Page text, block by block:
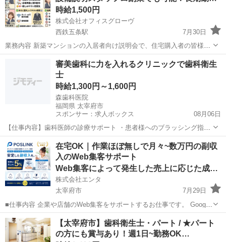
時給1,500円
株式会社オフィスグローヴ
西鉄五条駅
7月30日
業務内容 新築マンションの入居者向け説明会で、住宅購入者の皆様に
インターネット設備について分かりやすくご説明していただくお仕事
です。入居前の大切な時期に、新しい住環境での快適なインターネッ
トをサポートする重要な役割を担っ...
太宰府市 西鉄五条駅 接客 スタッフ
審美歯科に力を入れるクリニックで歯科衛生
士
時給1,300円～1,600円
森歯科医院
福岡県 太宰府市
スポンサー：求人ボックス
08月06日
【仕事内容】歯科医師の診療サポート ・患者様へのブラッシング指導
・歯石等の除去、クリーニング ・その他歯科衛生士業務 業務の変更範
囲:医院が定める全ての業務 雇用期間の定めなし 転勤の可能性なし
【経験・資格】<応募要件> 歯科...
アルバイト・パート
在宅OK｜作業ほぼ無しで月々~数万円の副収
入のWeb集客サポート
Web集客によって発生した売上に応じた成果報酬
株式会社エンタ
太宰府市
7月29日
■仕事内容 企業や店舗のWeb集客をサポートするお仕事です。 Google
を活用した「Web上の店舗情報」の登録・初期設定を行っていただき
ます。 日々の集客運用や問い合わせ対応、顧客対応はすべて運営本部
が行うため、...
福岡 太宰府市 その他 Web
【太宰府市】歯科衛生士・パート / ★パート
の方にも賞与あり！週1日~勤務OK…